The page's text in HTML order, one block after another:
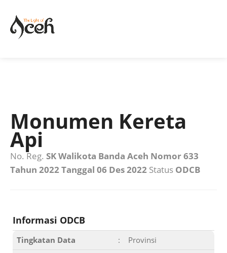
Monumen Kereta
Api
No. Reg. SK Walikota Banda Aceh Nomor 633
Tahun 2022 Tanggal 06 Des 2022 Status ODCB
Informasi ODCB
Tingkatan Data :
Provinsi